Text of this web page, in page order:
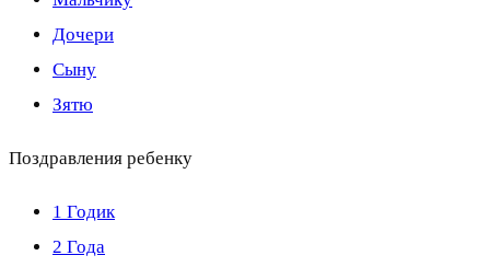
Дочери
Сыну
Зятю
Поздравления ребенку
1 Годик
2 Года